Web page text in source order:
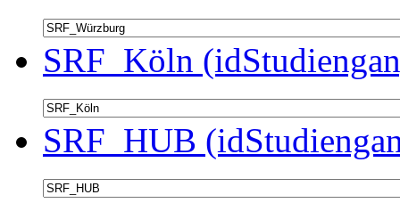
SRF_Köln
SRF_HUB